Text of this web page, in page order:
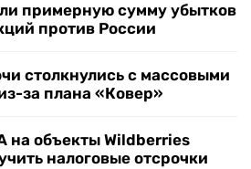
примерную сумму убытков
против России
столкнулись с массовыми
за плана «Ковер»
на объекты Wildberries
налоговые отсрочки